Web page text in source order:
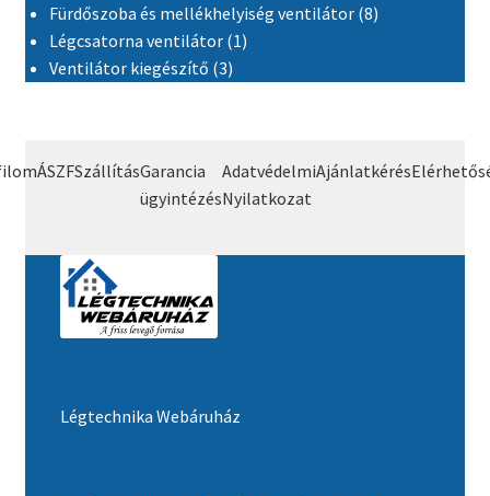
Fürdőszoba és mellékhelyiség ventilátor 88 termék
Légcsatorna ventilátor 11 termék
Ventilátor kiegészítő 33 termék
ÁSZFSzállításGarancia
ügyintézés
Adatvédelmi
Nyilatkozat
Ajánlatkérés
Légtechnika Webáruház